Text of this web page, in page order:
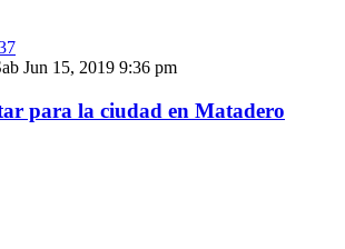
Jun 15, 2019 9:36 pm
para la ciudad en Matadero